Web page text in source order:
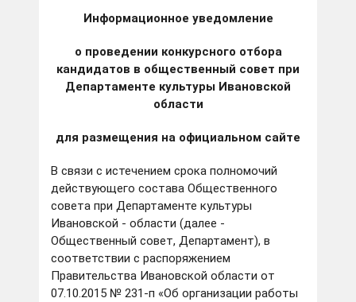
Информационное уведомление
о проведении конкурсного отбора
кандидатов в общественный совет при
Департаменте культуры Ивановской
области
для размещения на официальном сайте
В связи с истечением срока полномочий
действующего состава Общественного
совета при Департаменте культуры
Ивановской - области (далее -
Общественный совет, Департамент), в
соответствии с распоряжением
Правительства Ивановской области от
07.10.2015 № 231-п «Об организации работы